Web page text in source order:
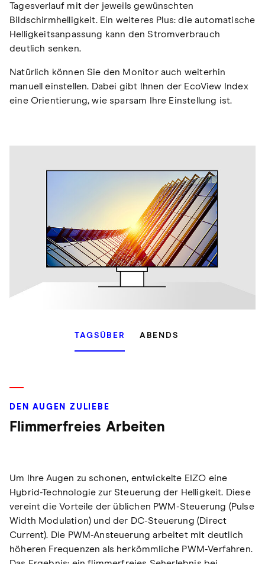
Tagesverlauf mit der jeweils gewünschten
Bildschirmhelligkeit. Ein weiteres Plus: die automatische
Helligkeitsanpassung kann den Stromverbrauch
deutlich senken.
Natürlich können Sie den Monitor auch weiterhin
manuell einstellen. Dabei gibt Ihnen der EcoView Index
eine Orientierung, wie sparsam Ihre Einstellung ist.
TAGSÜBER ABENDS
DEN AUGEN ZULIEBE
Flimmerfreies Arbeiten
Um Ihre Augen zu schonen, entwickelte EIZO eine
Hybrid-Technologie zur Steuerung der Helligkeit. Diese
vereint die Vorteile der üblichen PWM-Steuerung (Pulse
Width Modulation) und der DC-Steuerung (Direct
Current). Die PWM-Ansteuerung arbeitet mit deutlich
höheren Frequenzen als herkömmliche PWM-Verfahren.